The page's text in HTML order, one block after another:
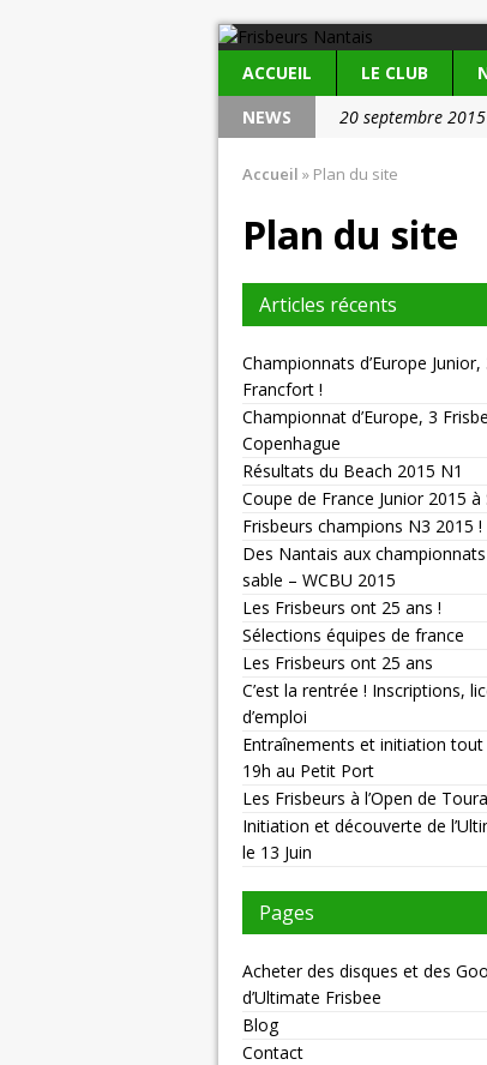
ACCUEIL LE CLUB
NEWS
20 septembre
Accueil » Plan du site
Plan du site
Articles récents
Championnats d’Europe
Francfort !
Championnat d’Europe, 3
Copenhague
Résultats du Beach 2015 N1
Coupe de France Junior 2015 à
Frisbeurs champions N3 2015 !
Des Nantais aux
sable – WCBU 2015
Les Frisbeurs ont 25 ans !
Sélections équipes de france
Les Frisbeurs ont 25 ans
C’est la rentrée ! Inscriptions,
d’emploi
Entraînements et initiation tout
19h au Petit Port
Les Frisbeurs à l’Open de
Initiation et découverte de
le 13 Juin
Pages
Acheter des disques et des
d’Ultimate Frisbee
Blog
Contact